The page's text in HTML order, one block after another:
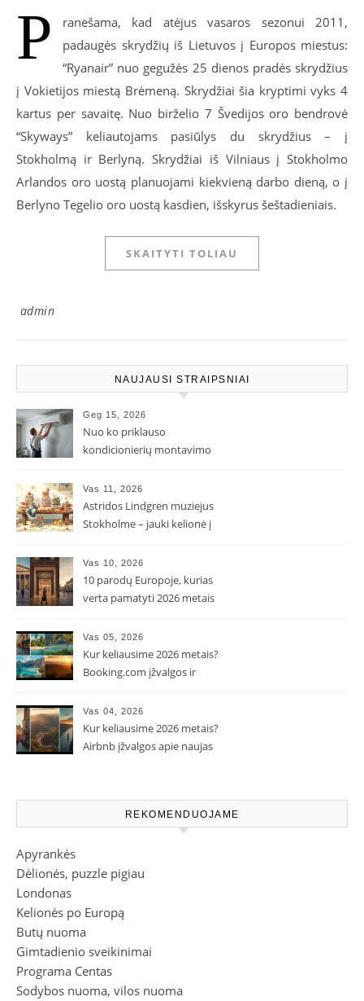
P
ranešama, kad atėjus vasaros sezonui 2011,
padaugės skrydžių iš Lietuvos į Europos miestus:
“Ryanair” nuo gegužės 25 dienos pradės skrydžius
į Vokietijos miestą Brėmeną. Skrydžiai šia kryptimi vyks 4
kartus per savaitę. Nuo birželio 7 Švedijos oro bendrovė
“Skyways” keliautojams pasiūlys du skrydžius – į
Stokholmą ir Berlyną. Skrydžiai iš Vilniaus į Stokholmo
Arlandos oro uostą planuojami kiekvieną darbo dieną, o į
Berlyno Tegelio oro uostą kasdien, išskyrus šeštadieniais.
SKAITYTI TOLIAU
admin
NAUJAUSI STRAIPSNIAI
Geg 15, 2026
Nuo ko priklauso
kondicionierių montavimo
Vas 11, 2026
Astridos Lindgren muziejus
Stokholme – jauki kelionė į
Vas 10, 2026
10 parodų Europoje, kurias
verta pamatyti 2026 metais
Vas 05, 2026
Kur keliausime 2026 metais?
Booking.com įžvalgos ir
Vas 04, 2026
Kur keliausime 2026 metais?
Airbnb įžvalgos apie naujas
REKOMENDUOJAME
Apyrankės
Dėlionės, puzzle pigiau
Londonas
Kelionės po Europą
Butų nuoma
Gimtadienio sveikinimai
Programa Centas
Sodybos nuoma, vilos nuoma